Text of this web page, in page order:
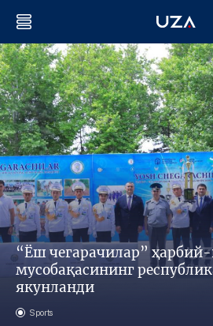
“Ёш чегарачилар”
мусобақасининг
якунланди
Sports